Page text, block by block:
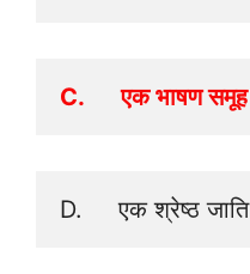
C.      एक भाषण समूह
D.     एक श्रेष्ठ जाति